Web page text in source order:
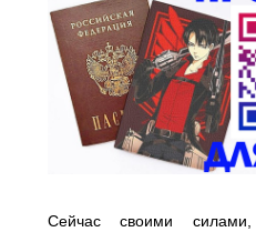
Сейчас своими